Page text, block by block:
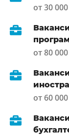
от 30
от 80
от 60